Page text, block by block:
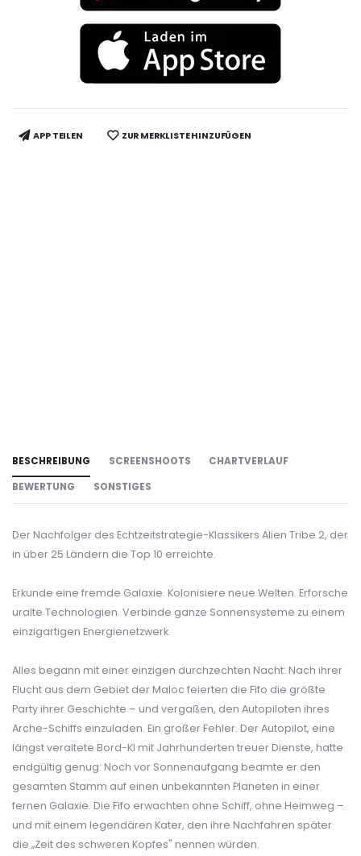
APP TEILEN ZUR MERKLISTE HINZUFÜGEN
BESCHREIBUNG SCREENSHOOTS CHARTVERLAUF
BEWERTUNG SONSTIGES
Der Nachfolger des Echtzeitstrategie-Klassikers Alien Tribe 2, der
in über 25 Ländern die Top 10 erreichte.
Erkunde eine fremde Galaxie. Kolonisiere neue Welten. Erforsche
uralte Technologien. Verbinde ganze Sonnensysteme zu einem
einzigartigen Energienetzwerk.
Alles begann mit einer einzigen durchzechten Nacht: Nach ihrer
Flucht aus dem Gebiet der Maloc feierten die Fifo die größte
Party ihrer Geschichte – und vergaßen, den Autopiloten ihres
Arche-Schiffs einzuladen. Ein großer Fehler. Der Autopilot, eine
längst veraltete Bord-KI mit Jahrhunderten treuer Dienste, hatte
endgültig genug: Noch vor Sonnenaufgang beamte er den
gesamten Stamm auf einen unbekannten Planeten in einer
fernen Galaxie. Die Fifo erwachten ohne Schiff, ohne Heimweg –
und mit einem legendären Kater, den ihre Nachfahren später
die „Zeit des schweren Kopfes" nennen würden.